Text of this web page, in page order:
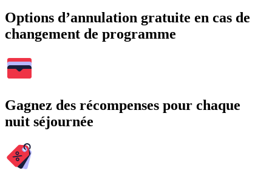
Options d’annulation gratuite en cas de
changement de programme
Gagnez des récompenses pour chaque
nuit séjournée